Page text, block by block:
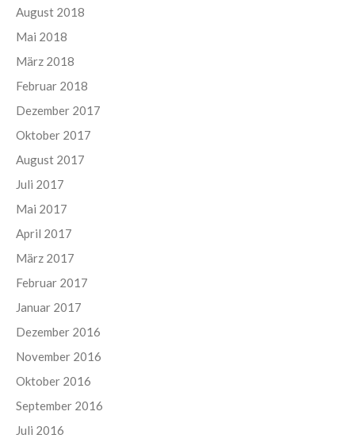
August 2018
Mai 2018
März 2018
Februar 2018
Dezember 2017
Oktober 2017
August 2017
Juli 2017
Mai 2017
April 2017
März 2017
Februar 2017
Januar 2017
Dezember 2016
November 2016
Oktober 2016
September 2016
Juli 2016